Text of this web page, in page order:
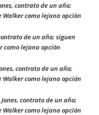
contrato de un año;
como lejana opción
de un año; siguen
como lejana opción
contrato de un año;
como lejana opción
contrato de un año;
como lejana opción